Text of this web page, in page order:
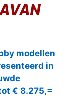
modellen
in
€ 8.275,=